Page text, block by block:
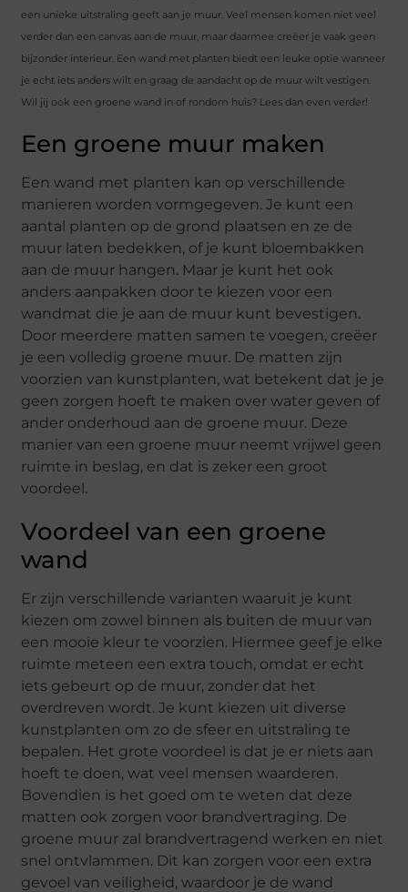
een unieke uitstraling geeft aan je muur. Veel mensen komen niet veel
verder dan een canvas aan de muur, maar daarmee creëer je vaak geen
bijzonder interieur. Een wand met planten biedt een leuke optie wanneer
je echt iets anders wilt en graag de aandacht op de muur wilt vestigen.
Wil jij ook een groene wand in of rondom huis? Lees dan even verder!
Een groene muur maken
Een wand met planten kan op verschillende
manieren worden vormgegeven. Je kunt een
aantal planten op de grond plaatsen en ze de
muur laten bedekken, of je kunt bloembakken
aan de muur hangen. Maar je kunt het ook
anders aanpakken door te kiezen voor een
wandmat die je aan de muur kunt bevestigen.
Door meerdere matten samen te voegen, creëer
je een volledig groene muur. De matten zijn
voorzien van kunstplanten, wat betekent dat je je
geen zorgen hoeft te maken over water geven of
ander onderhoud aan de groene muur. Deze
manier van een groene muur neemt vrijwel geen
ruimte in beslag, en dat is zeker een groot
voordeel.
Voordeel van een groene
wand
Er zijn verschillende varianten waaruit je kunt
kiezen om zowel binnen als buiten de muur van
een mooie kleur te voorzien. Hiermee geef je elke
ruimte meteen een extra touch, omdat er echt
iets gebeurt op de muur, zonder dat het
overdreven wordt. Je kunt kiezen uit diverse
kunstplanten om zo de sfeer en uitstraling te
bepalen. Het grote voordeel is dat je er niets aan
hoeft te doen, wat veel mensen waarderen.
Bovendien is het goed om te weten dat deze
matten ook zorgen voor brandvertraging. De
groene muur zal brandvertragend werken en niet
snel ontvlammen. Dit kan zorgen voor een extra
gevoel van veiligheid, waardoor je de wand